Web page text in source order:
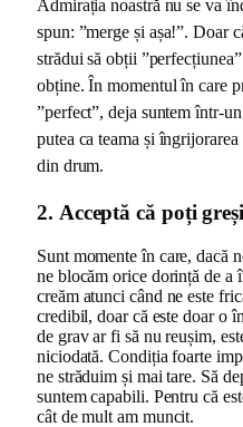
Admirația noastră nu se va
spun: ”merge și așa!”. Doar
strădui să obții
obține. În momentul în care
”perfect”, deja suntem într-
putea ca teama și
din drum.
2. Acceptă că poți
Sunt momente în care, dacă
ne blocăm orice dorință de a
creăm atunci când ne este
credibil, doar că este doar o
de grav ar fi să nu reușim,
niciodată. Condiția foarte
ne străduim și mai tare. Să
suntem capabili. Pentru că
cât de mult am muncit.